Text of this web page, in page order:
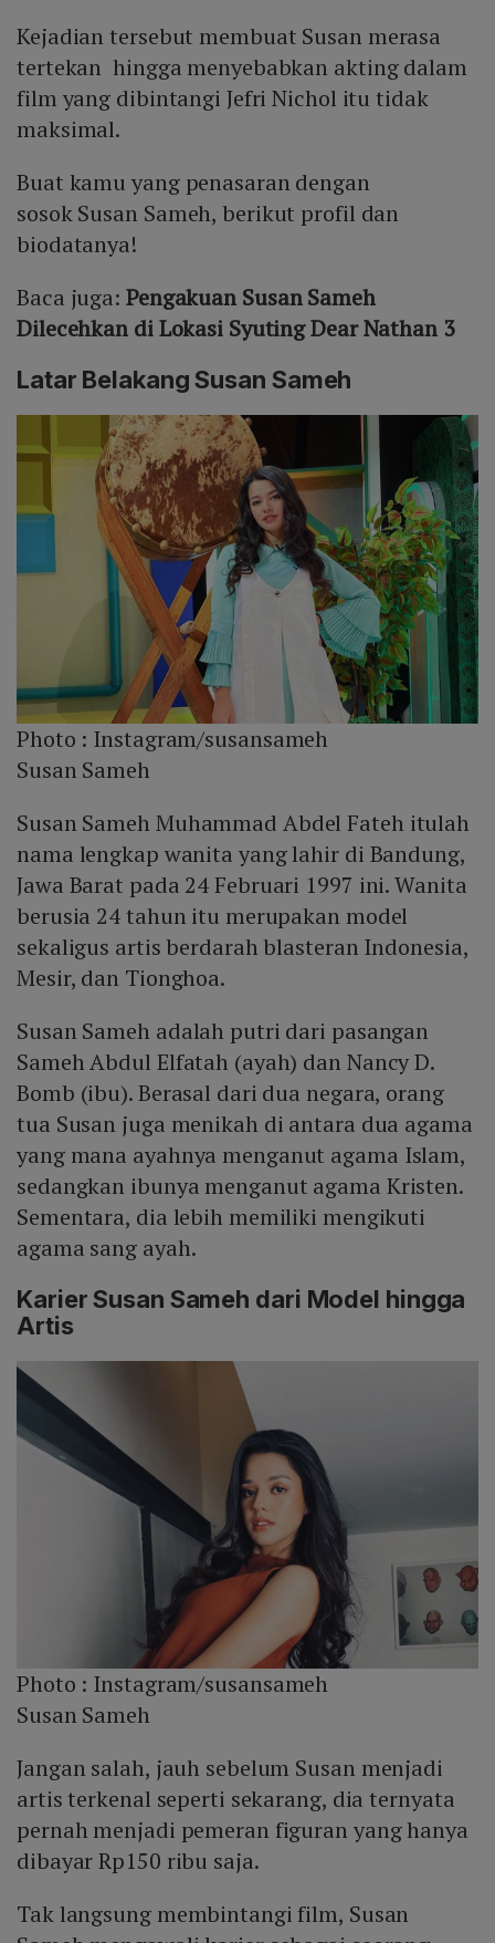
Kejadian tersebut membuat Susan merasa
tertekan hingga menyebabkan akting dalam
film yang dibintangi Jefri Nichol itu tidak
maksimal.
Buat kamu yang penasaran dengan
sosok Susan Sameh, berikut profil dan
biodatanya!
Baca juga: Pengakuan Susan Sameh
Dilecehkan di Lokasi Syuting Dear Nathan 3
Latar Belakang Susan Sameh
Photo : Instagram/susansameh
Susan Sameh
Susan Sameh Muhammad Abdel Fateh itulah
nama lengkap wanita yang lahir di Bandung,
Jawa Barat pada 24 Februari 1997 ini. Wanita
berusia 24 tahun itu merupakan model
sekaligus artis berdarah blasteran Indonesia,
Mesir, dan Tionghoa.
Susan Sameh adalah putri dari pasangan
Sameh Abdul Elfatah (ayah) dan Nancy D.
Bomb (ibu). Berasal dari dua negara, orang
tua Susan juga menikah di antara dua agama
yang mana ayahnya menganut agama Islam,
sedangkan ibunya menganut agama Kristen.
Sementara, dia lebih memiliki mengikuti
agama sang ayah.
Karier Susan Sameh dari Model hingga
Artis
Photo : Instagram/susansameh
Susan Sameh
Jangan salah, jauh sebelum Susan menjadi
artis terkenal seperti sekarang, dia ternyata
pernah menjadi pemeran figuran yang hanya
dibayar Rp150 ribu saja.
Tak langsung membintangi film, Susan